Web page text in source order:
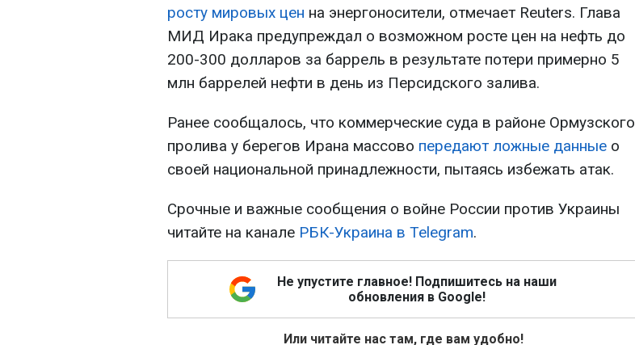
росту мировых цен на энергоносители, отмечает Reuters. Глава
МИД Ирака предупреждал о возможном росте цен на нефть до
200-300 долларов за баррель в результате потери примерно 5
млн баррелей нефти в день из Персидского залива.
Ранее сообщалось, что коммерческие суда в районе Ормузского
пролива у берегов Ирана массово передают ложные данные о
своей национальной принадлежности, пытаясь избежать атак.
Срочные и важные сообщения о войне России против Украины
читайте на канале РБК-Украина в Telegram.
Не упустите главное! Подпишитесь на наши
обновления в Google!
Или читайте нас там, где вам удобно!